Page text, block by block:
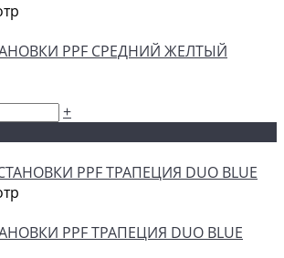
PPF СРЕДНИЙ ЖЕЛТЫЙ
+
PPF ТРАПЕЦИЯ DUO BLUE